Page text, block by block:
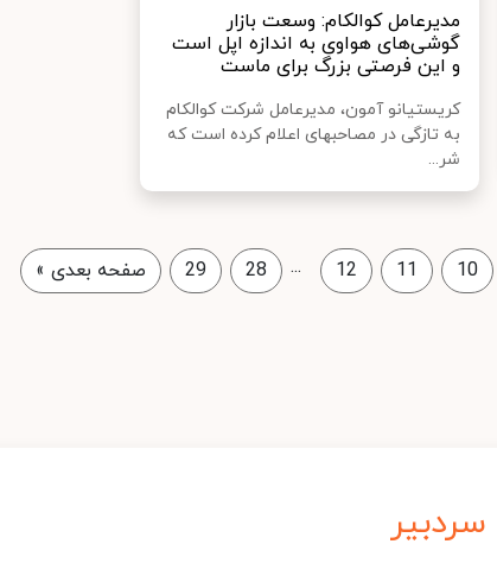
مدیرعامل کوالکام: وسعت بازار
گوشی‌های هواوی به اندازه اپل است
و این فرصتی بزرگ برای ماست
کریستیانو آمون، مدیرعامل شرکت کوالکام
به تازگی در مصاحبه‎ای اعلام کرده است که
شر...
10
11
12
...
28
29 صفحه بعدی »
سردبیر